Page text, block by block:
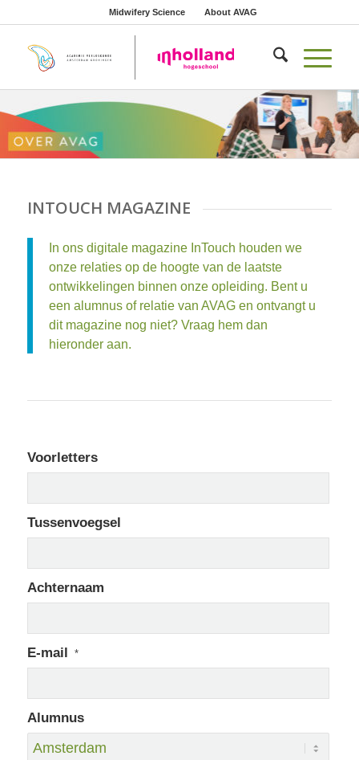
Midwifery Science About AVAG
INTOUCH MAGAZINE
In ons digitale magazine InTouch houden we
onze relaties op de hoogte van de laatste
ontwikkelingen binnen onze opleiding. Bent u
een alumnus of relatie van AVAG en ontvangt u
dit magazine nog niet? Vraag hem dan
hieronder aan.
Voorletters
Tussenvoegsel
Achternaam
E-mail *
Alumnus